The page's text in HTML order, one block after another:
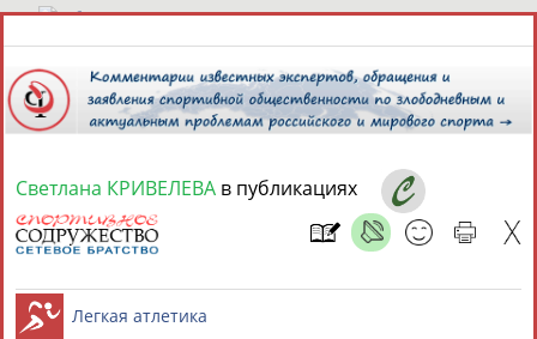
7 августа 2026 года,20:00
Найдено: 13181 Расширенный поиск
Светлана КРИВЕЛЕВА в публикациях